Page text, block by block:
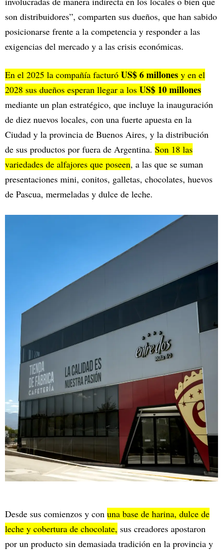
son distribuidores”, comparten sus dueños, que han sabido
posicionarse frente a la competencia y responder a las
exigencias del mercado y a las crisis económicas.
En el 2025 la compañía facturó US$ 6 millones y en el
2028 sus dueños esperan llegar a los US$ 10 millones
mediante un plan estratégico, que incluye la inauguración
de diez nuevos locales, con una fuerte apuesta en la
Ciudad y la provincia de Buenos Aires, y la distribución
de sus productos por fuera de Argentina. Son 18 las
variedades de alfajores que poseen, a las que se suman
presentaciones mini, conitos, galletas, chocolates, huevos
de Pascua, mermeladas y dulce de leche.
Desde sus comienzos y con una base de harina, dulce de
leche y cobertura de chocolate, sus creadores apostaron
por un producto sin demasiada tradición en la provincia y